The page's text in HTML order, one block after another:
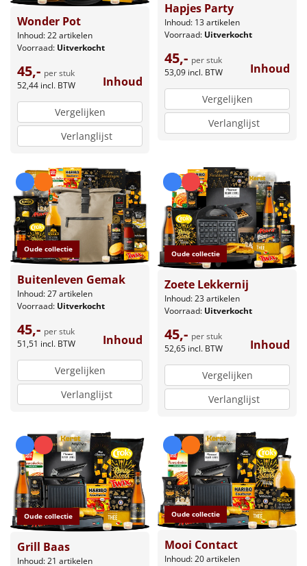
Wonder Pot
Inhoud: 22 artikelen
Voorraad: Uitverkocht
45,- per stuk
52,44 incl. BTW Inhoud
Vergelijken
Verlanglijst
Hapjes Party
Inhoud: 13 artikelen
Voorraad: Uitverkocht
45,- per stuk
53,09 incl. BTW Inhoud
Vergelijken
Verlanglijst
Oude collectie
Buitenleven Gemak
Inhoud: 27 artikelen
Voorraad: Uitverkocht
45,- per stuk
51,51 incl. BTW Inhoud
Vergelijken
Verlanglijst
Oude collectie
Zoete Lekkernij
Inhoud: 23 artikelen
Voorraad: Uitverkocht
45,- per stuk
52,65 incl. BTW Inhoud
Vergelijken
Verlanglijst
Oude collectie
Grill Baas
Inhoud: 21 artikelen
Oude collectie
Mooi Contact
Inhoud: 20 artikelen